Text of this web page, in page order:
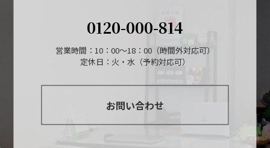
0120-000-814
営業時間：10：00～18：00（時間外対応可）
定休日：火・水（予約対応可）
お問い合わせ